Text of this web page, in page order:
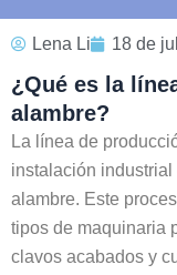
Lena Li 18 de
¿Qué es la
alambre?
La línea de
instalación
alambre. Este
tipos de maquinaria
clavos acabados y